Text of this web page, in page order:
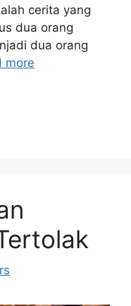
cerita yang
dua orang
dua orang
more